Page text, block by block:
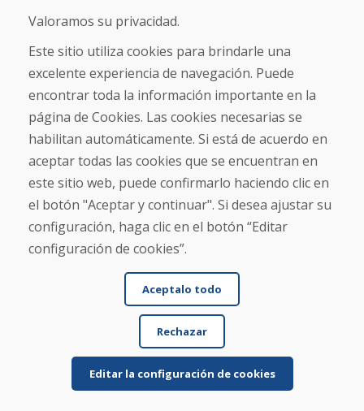
★★★ ★★
Pedimos un par de esquís usados y los recibimos
en cuatro días laborables. Los esquís son usados ...
Leer más ...
Escribe una reseña
Valoramos su privacidad.
Este sitio utiliza cookies para brindarle una
excelente experiencia de navegación. Puede
encontrar toda la información importante en la
página de Cookies. Las cookies necesarias se
habilitan automáticamente. Si está de acuerdo en
aceptar todas las cookies que se encuentran en
este sitio web, puede confirmarlo haciendo clic en
el botón "Aceptar y continuar". Si desea ajustar su
configuración, haga clic en el botón “Editar
configuración de cookies”.
Aceptalo todo
Rechazar
Editar la configuración de cookies